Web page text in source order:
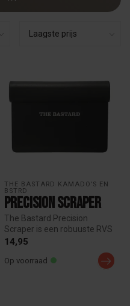
THE BASTARD KAMADO’S EN
BSTRD
Precision Scraper
The Bastard Precision
Scraper is een robuuste RVS
BBQ scraper voor kamado en
14,95
Op voorraad